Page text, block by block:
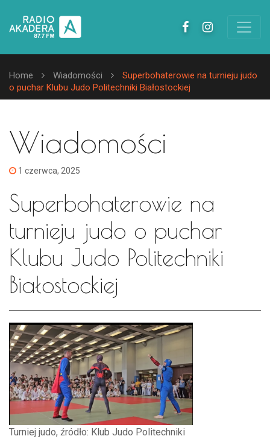
Home Wiadomości
Superbohaterowie na turnieju judo
o puchar Klubu Judo Politechniki Białostockiej
Wiadomości
1 czerwca, 2025
Superbohaterowie na
turnieju judo o puchar
Klubu Judo Politechniki
Białostockiej
Turniej judo, źródło: Klub Judo Politechniki